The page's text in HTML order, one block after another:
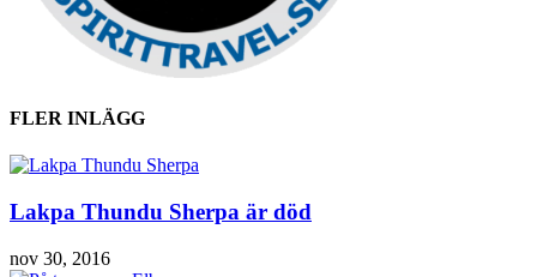
FLER INLÄGG
Lakpa Thundu Sherpa är död
nov 30, 2016